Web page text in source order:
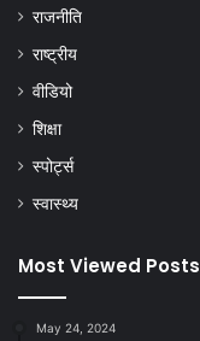
राजनीति
राष्ट्रीय
वीडियो
शिक्षा
स्पोर्ट्स
स्वास्थ्य
Most Viewed Posts
May 24, 2024